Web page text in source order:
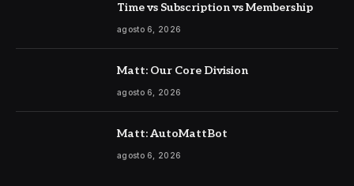
Time vs Subscription vs Membership
agosto 6, 2026
Matt: Our Core Division
agosto 6, 2026
Matt: AutoMattBot
agosto 6, 2026